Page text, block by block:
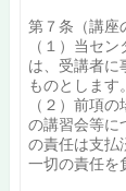
第７条（講座
（１）当セ
は、受講者に
ものとします。
（２）前項
の講習会等に
の責任は支払
一切の責任を